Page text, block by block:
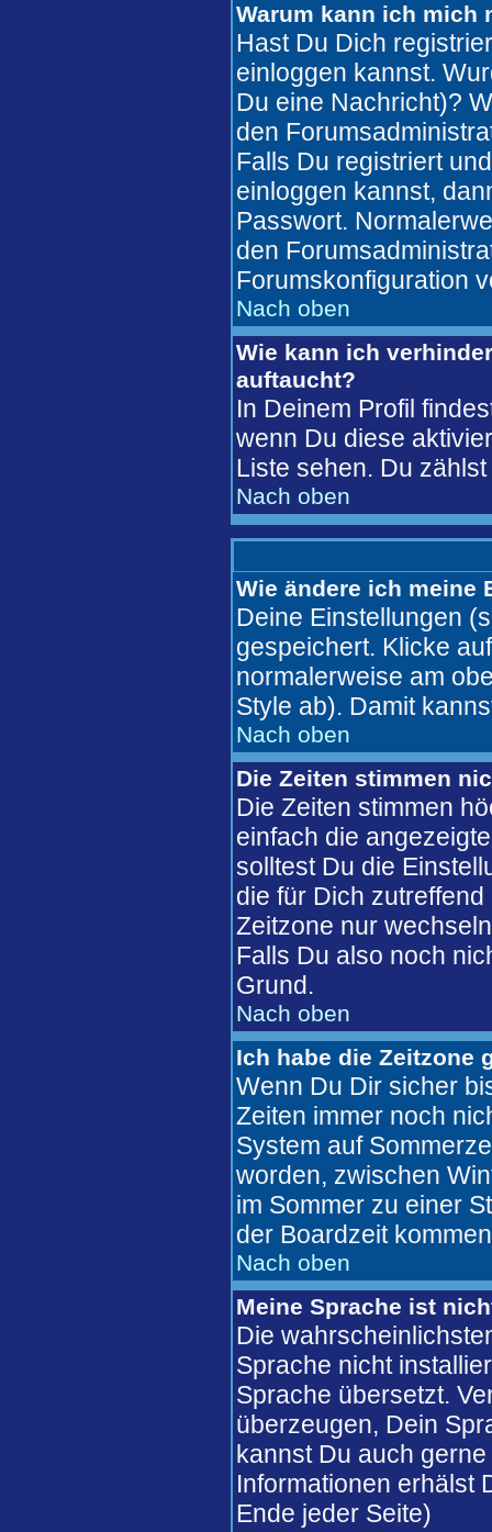
Warum kann ich mich
Hast Du Dich
einloggen kannst.
Du eine Nachricht)?
den
Falls Du registriert
einloggen kannst,
Passwort.
den
Forumskonfiguration
Nach oben
Wie kann ich
auftaucht?
In Deinem Profil
wenn Du diese
Liste sehen. Du
Nach oben
Wie ändere ich meine
Deine Einstellungen
gespeichert. Klicke
normalerweise am
Style ab). Damit
Nach oben
Die Zeiten stimmen
Die Zeiten stimmen
einfach die
solltest Du die
die für Dich
Zeitzone nur
Falls Du also noch
Grund.
Nach oben
Ich habe die Zeitzone
Wenn Du Dir sicher
Zeiten immer noch
System auf
worden, zwischen
im Sommer zu einer
der Boardzeit
Nach oben
Meine Sprache ist
Die
Sprache nicht
Sprache übersetzt.
überzeugen, Dein
kannst Du auch
Informationen erhälst
Ende jeder Seite)